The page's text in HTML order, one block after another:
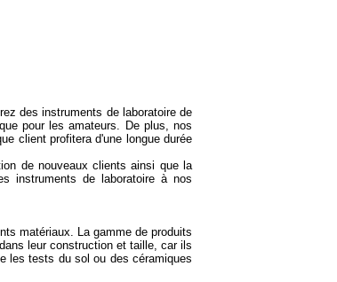
des instruments de laboratoire de
pour les amateurs. De plus, nos
client profitera d'une longue durée
de nouveaux clients ainsi que la
instruments de laboratoire à nos
matériaux. La gamme de produits
leur construction et taille, car ils
les tests du sol ou des céramiques